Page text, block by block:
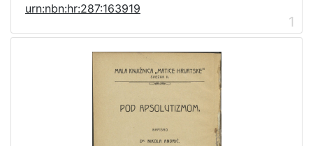
urn:nbn:hr:287:163919
1